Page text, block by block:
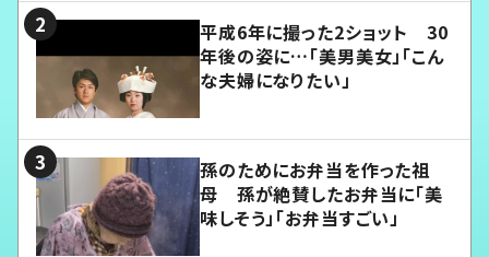
平成6年に撮った2ショット 30
年後の姿に…「美男美女」「こん
な夫婦になりたい」
孫のためにお弁当を作った祖
母 孫が絶賛したお弁当に「美
味しそう」「お弁当すごい」